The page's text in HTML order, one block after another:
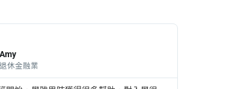
Amy
退休金融業